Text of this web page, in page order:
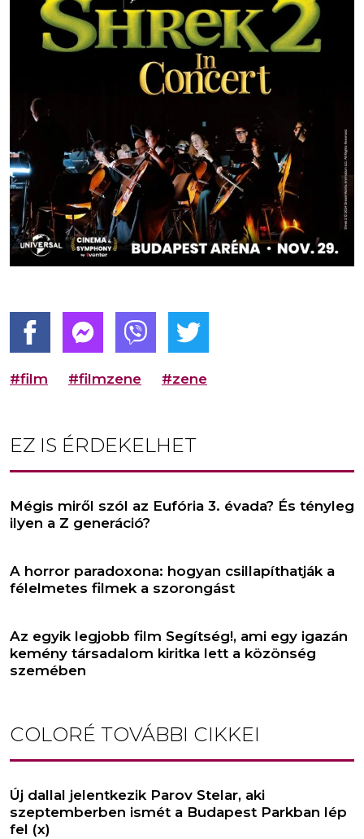
#film #filmzene #zene
EZ IS ÉRDEKELHET
Mégis miről szól az Eufória 3. évada? És tényleg
ilyen a Z generáció?
A horror paradoxona: hogyan csillapíthatják a
félelmetes filmek a szorongást
Az egyik legjobb film Segítség!, ami egy igazán
kemény társadalom kiritka lett a közönség
szemében
COLORÉ TOVÁBBI CIKKEI
Új dallal jelentkezik Parov Stelar, aki
szeptemberben ismét a Budapest Parkban lép
fel (x)